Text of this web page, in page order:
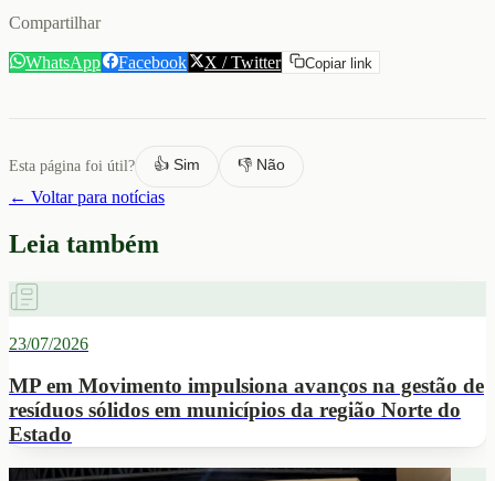
Compartilhar
WhatsApp Facebook X / Twitter Copiar link
Esta página foi útil? 👍 Sim 👎 Não
← Voltar para notícias
Leia também
23/07/2026
MP em Movimento impulsiona avanços na gestão de
resíduos sólidos em municípios da região Norte do
Estado